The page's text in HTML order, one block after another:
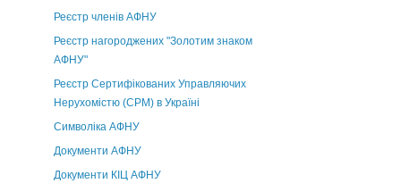
Реєстр членів АФНУ
Реєстр нагороджених "Золотим знаком
АФНУ"
Реєстр Сертифікованих Управляючих
Нерухомістю (CPM) в Україні
Символіка АФНУ
Документи АФНУ
Документи КІЦ АФНУ